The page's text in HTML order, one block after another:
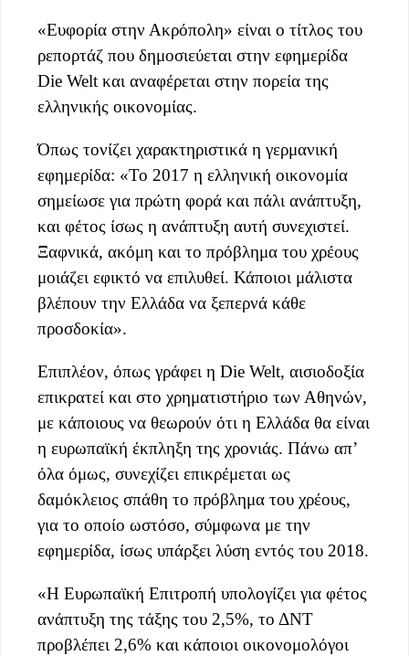
«Ευφορία στην Ακρόπολη» είναι ο τίτλος του
ρεπορτάζ που δημοσιεύεται στην εφημερίδα
Die Welt και αναφέρεται στην πορεία της
ελληνικής οικονομίας.
Όπως τονίζει χαρακτηριστικά η γερμανική
εφημερίδα: «Το 2017 η ελληνική οικονομία
σημείωσε για πρώτη φορά και πάλι ανάπτυξη,
και φέτος ίσως η ανάπτυξη αυτή συνεχιστεί.
Ξαφνικά, ακόμη και το πρόβλημα του χρέους
μοιάζει εφικτό να επιλυθεί. Κάποιοι μάλιστα
βλέπουν την Ελλάδα να ξεπερνά κάθε
προσδοκία».
Επιπλέον, όπως γράφει η Die Welt, αισιοδοξία
επικρατεί και στο χρηματιστήριο των Αθηνών,
με κάποιους να θεωρούν ότι η Ελλάδα θα είναι
η ευρωπαϊκή έκπληξη της χρονιάς. Πάνω απ’
όλα όμως, συνεχίζει επικρέμεται ως
δαμόκλειος σπάθη το πρόβλημα του χρέους,
για το οποίο ωστόσο, σύμφωνα με την
εφημερίδα, ίσως υπάρξει λύση εντός του 2018.
«Η Ευρωπαϊκή Επιτροπή υπολογίζει για φέτος
ανάπτυξη της τάξης του 2,5%, το ΔΝΤ
προβλέπει 2,6% και κάποιοι οικονομολόγοι